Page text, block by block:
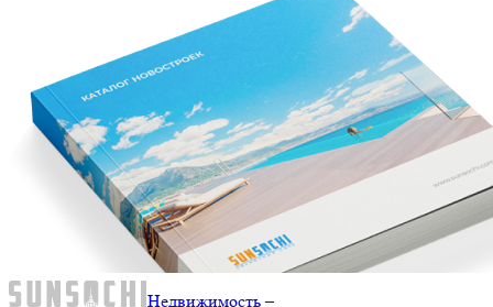
Недвижимость –